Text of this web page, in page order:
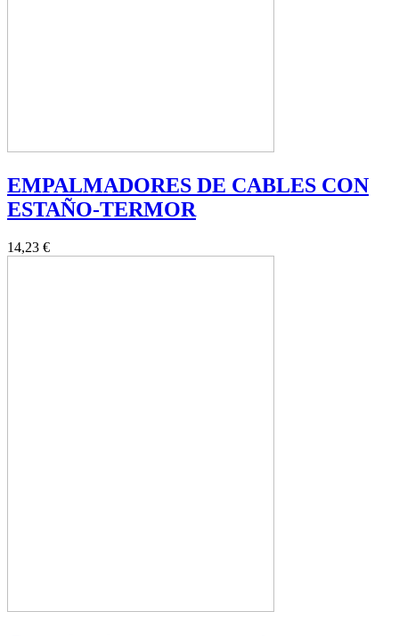
EMPALMADORES DE CABLES CON
ESTAÑO-TERMOR
14,23 €